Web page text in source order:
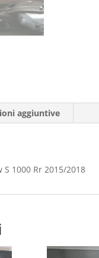
aggiuntive
1000 Rr 2015/2018